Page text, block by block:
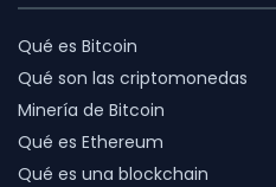
Qué es Bitcoin
Qué son las criptomonedas
Minería de Bitcoin
Qué es Ethereum
Qué es una blockchain